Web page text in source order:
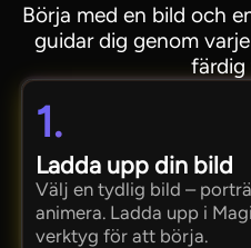
Börja med en bild och
guidar dig genom
färdig
1.
Ladda upp din bild
Välj en tydlig bild –
animera. Ladda upp i
verktyg för att börja.